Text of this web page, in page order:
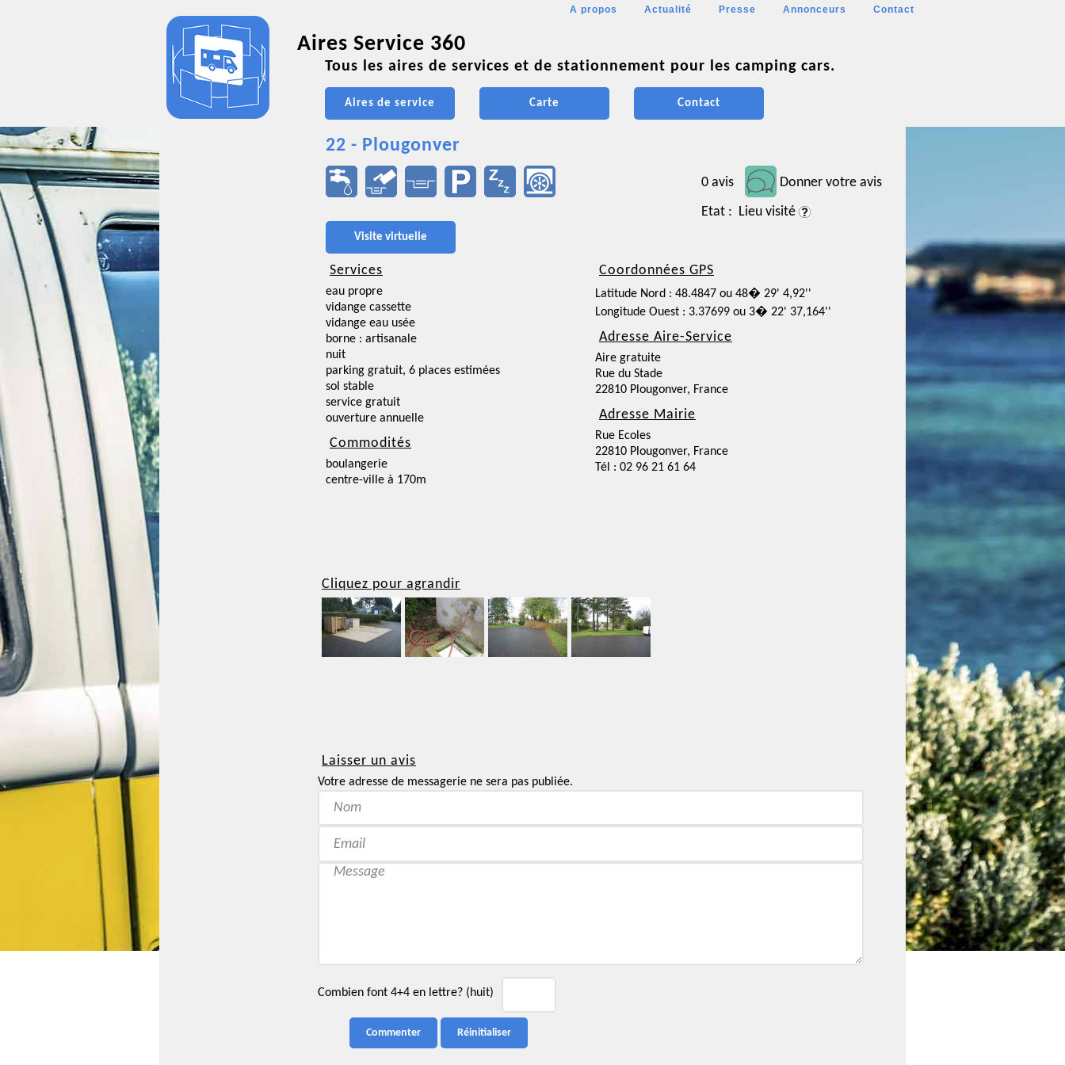
A propos Actualité Presse Annonceurs Contact
Aires Service 360
Tous les aires de services et de stationnement pour les camping cars.
Aires de service Carte Contact
22 - Plougonver
0 avis
Donner votre avis
Etat : Lieu visité
Visite virtuelle
Services
eau propre
vidange cassette
vidange eau usée
borne : artisanale
nuit
parking gratuit, 6 places estimées
sol stable
service gratuit
ouverture annuelle
Commodités
boulangerie
centre-ville à 170m
Coordonnées GPS
Latitude Nord : 48.4847 ou 48� 29' 4,92''
Longitude Ouest : 3.37699 ou 3� 22' 37,164''
Adresse Aire-Service
Aire gratuite
Rue du Stade
22810 Plougonver, France
Adresse Mairie
Rue Ecoles
22810 Plougonver, France
Tél : 02 96 21 61 64
Cliquez pour agrandir
Laisser un avis
Votre adresse de messagerie ne sera pas publiée.
Combien font 4+4 en lettre? (huit)